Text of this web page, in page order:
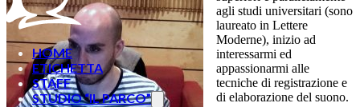
HOME
ETICHETTA
STAFF
STUDIO “IL PARCO”
agli studi universitari (sono
laureato in Lettere
Moderne), inizio ad
interessarmi ed
appassionarmi alle
tecniche di registrazione e
di elaborazione del suono.